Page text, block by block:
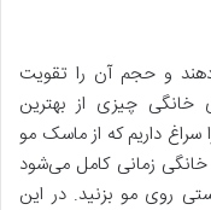
و حجم آن را تقویت
خانگی چیزی از بهترین
داریم که از ماسک مو
زمانی کامل می‌شود
روی مو بزنید. در این